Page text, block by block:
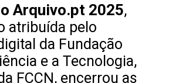
Arquivo.pt 2025,
atribuída pelo
da Fundação
e a Tecnologia,
FCCN, encerrou as